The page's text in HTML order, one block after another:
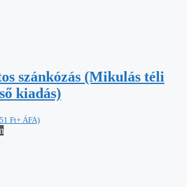
szánkózás (Mikulás téli
kiadás)
Ft+ ÁFA)